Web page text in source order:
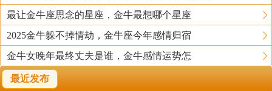
最让金牛座思念的星座，金牛最想哪个星座
2025金牛躲不掉情劫，金牛座今年感情归宿
金牛女晚年最终丈夫是谁，金牛感情运势怎
最近发布